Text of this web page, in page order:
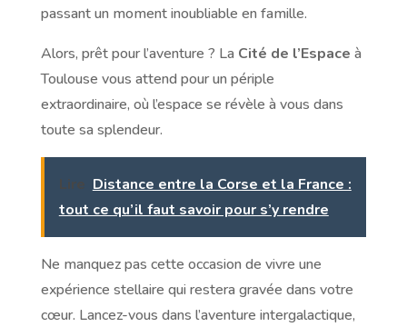
passant un moment inoubliable en famille.
Alors, prêt pour l’aventure ? La Cité de l’Espace à
Toulouse vous attend pour un périple
extraordinaire, où l’espace se révèle à vous dans
toute sa splendeur.
Lire Distance entre la Corse et la France :
tout ce qu’il faut savoir pour s’y rendre
Ne manquez pas cette occasion de vivre une
expérience stellaire qui restera gravée dans votre
cœur. Lancez-vous dans l’aventure intergalactique,